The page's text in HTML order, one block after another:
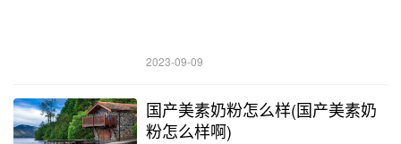
2023-09-09
国产美素奶粉怎么样(国产美素奶
粉怎么样啊)